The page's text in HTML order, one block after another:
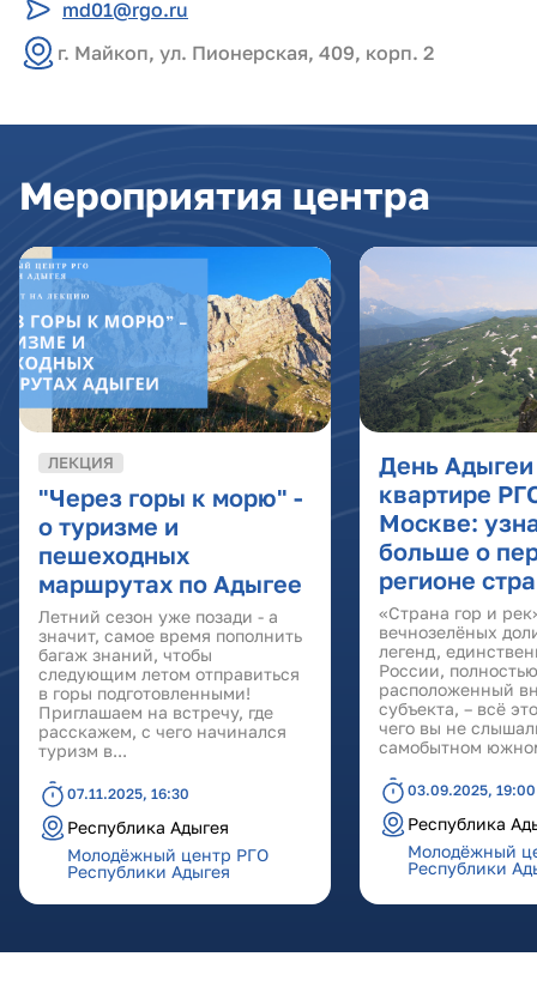
md01@rgo.ru
г. Майкоп, ул. Пионерская, 409, корп. 2
Мероприятия центра
ЛЕКЦИЯ
"Через горы к морю" -
о туризме и
пешеходных
маршрутах по Адыгее
Летний сезон уже позади - а
значит, самое время пополнить
багаж знаний, чтобы
следующим летом отправиться
в горы подготовленными!
Приглашаем на встречу, где
расскажем, с чего начинался
туризм в...
07.11.2025, 16:30
Республика Адыгея
Молодёжный центр РГО
Республики Адыгея
День
квартире
Москве:
больше о
регионе
«Страна гор и
вечнозелёных
легенд,
России, полностью
расположенный
субъекта, – всё
чего вы не
самобытном
03.09.2025, 19:00
Республика
Молодёжный
Республики